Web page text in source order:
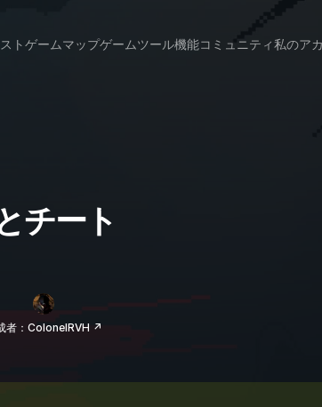
トゲームマップゲームツール機能コミュニティ私のア
チート
者：ColonelRVH ↗